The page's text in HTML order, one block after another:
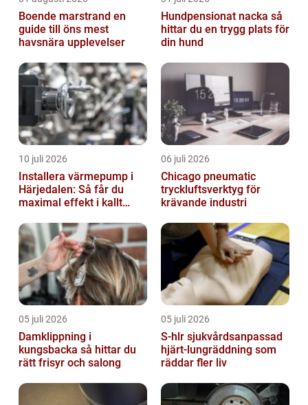
Boende marstrand en
guide till öns mest
havsnära upplevelser
Hundpensionat nacka så
hittar du en trygg plats för
din hund
10 juli 2026
Installera värmepump i
Härjedalen: Så får du
maximal effekt i kallt
06 juli 2026
Chicago pneumatic
tryckluftsverktyg för
krävande industri
05 juli 2026
Damklippning i
kungsbacka så hittar du
rätt frisyr och salong
05 juli 2026
S-hlr sjukvårdsanpassad
hjärt-lungräddning som
räddar fler liv